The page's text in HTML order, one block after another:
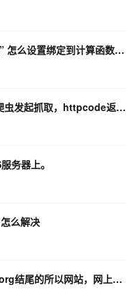
请问一下 域名备案时在“填写网站信息” 怎么设置绑定到计算函数中呢 不想设置ECS。
阿里服务器 网站不收录查询百度蜘蛛爬虫发起抓取，httpcode返回码是5XX求解
务器上。
么解决
有没有遇到过win10无法登陆apache.org结尾的所以网站，网上找了个dns服务器才登陆上去的